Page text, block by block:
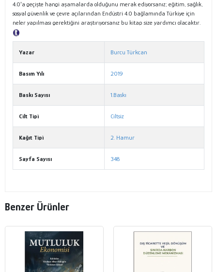
4.0'a geçişte hangi aşamalarda olduğunu merak ediyorsanız; eğitim, sağlık,
sosyal güvenlik ve çevre açılarından Endüstri 4.0 bağlamında Türkiye için
neler yapılması gerektiğini araştırıyorsanız bu kitap size yardımcı olacaktır.
Yazar Burcu Türkcan
Basım Yılı 2019
Baskı Sayısı 1.Baskı
Cilt Tipi Ciltsiz
Kağıt Tipi 2. Hamur
Sayfa Sayısı 348
Benzer Ürünler